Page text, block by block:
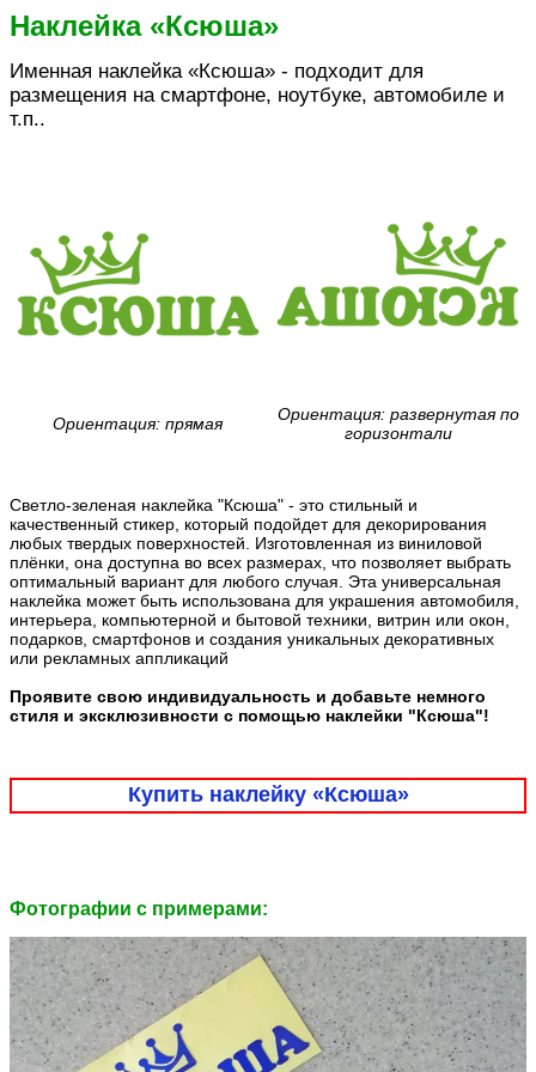
Наклейка «Ксюша»
Именная наклейка «Ксюша» - подходит для
размещения на смартфоне, ноутбуке, автомобиле и
т.п..
Ориентация: прямая
Ориентация: развернутая по
горизонтали
Светло-зеленая наклейка "Ксюша" - это стильный и
качественный стикер, который подойдет для декорирования
любых твердых поверхностей. Изготовленная из виниловой
плёнки, она доступна во всех размерах, что позволяет выбрать
оптимальный вариант для любого случая. Эта универсальная
наклейка может быть использована для украшения автомобиля,
интерьера, компьютерной и бытовой техники, витрин или окон,
подарков, смартфонов и создания уникальных декоративных
или рекламных аппликаций
Проявите свою индивидуальность и добавьте немного
стиля и эксклюзивности с помощью наклейки "Ксюша"!
Купить наклейку «Ксюша»
Фотографии c примерами: